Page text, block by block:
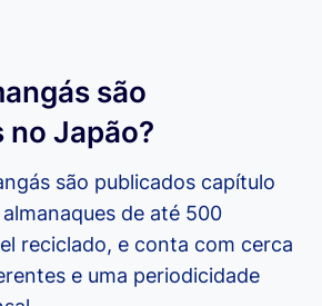
são
Japão?
são publicados capítulo
de até 500
reciclado, e conta com cerca
e uma periodicidade